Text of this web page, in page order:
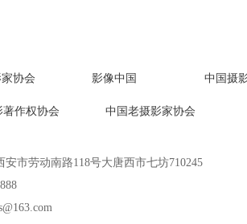
安市劳动南路118号大唐西市七坊710245
协会 影像中国 中国摄
著作权协会 中国老摄影家协会